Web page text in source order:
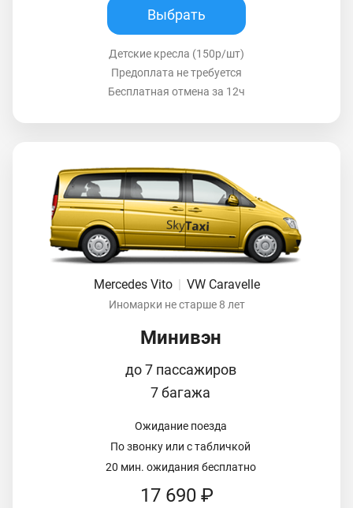
Выбрать
Детские кресла (150р/шт)
Предоплата не требуется
Бесплатная отмена за 12ч
Mercedes Vito VW Caravelle
Иномарки не старше 8 лет
Минивэн
до 7 пассажиров
7 багажа
Ожидание поезда
По звонку или с табличкой
20 мин. ожидания бесплатно
17 690 ₽